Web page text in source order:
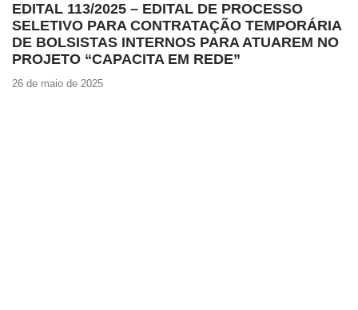
EDITAL 113/2025 – EDITAL DE PROCESSO
SELETIVO PARA CONTRATAÇÃO TEMPORÁRIA
DE BOLSISTAS INTERNOS PARA ATUAREM NO
PROJETO “CAPACITA EM REDE”
26 de maio de 2025